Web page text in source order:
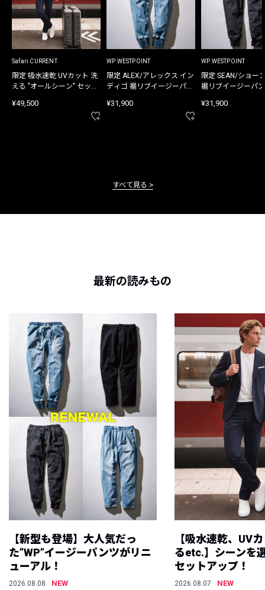
Safari CURRENT
限定 吸水速乾 UVカット 洗
える "オールシーン" セット
¥49,500
WP WESTPOINT
限定 ALEX/アレックス イン
ディゴ 裾リブイージーパン
¥31,900
WP WESTPOINT
限定 SEAN/ショー
裾リブイージーパ
¥31,900
すべて見る
最新の読みもの
【新型も登場】大人気だっ
た”WP”イージーパンツがリニ
ューアル！
2026.08.08
NEW
【吸水速乾、UV
るetc.】シーンを
セットアップ！
2026.08.07
NEW